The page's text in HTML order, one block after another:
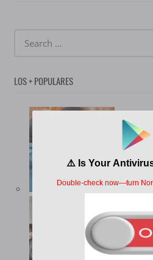
LOS + POPULARES
(35.056)